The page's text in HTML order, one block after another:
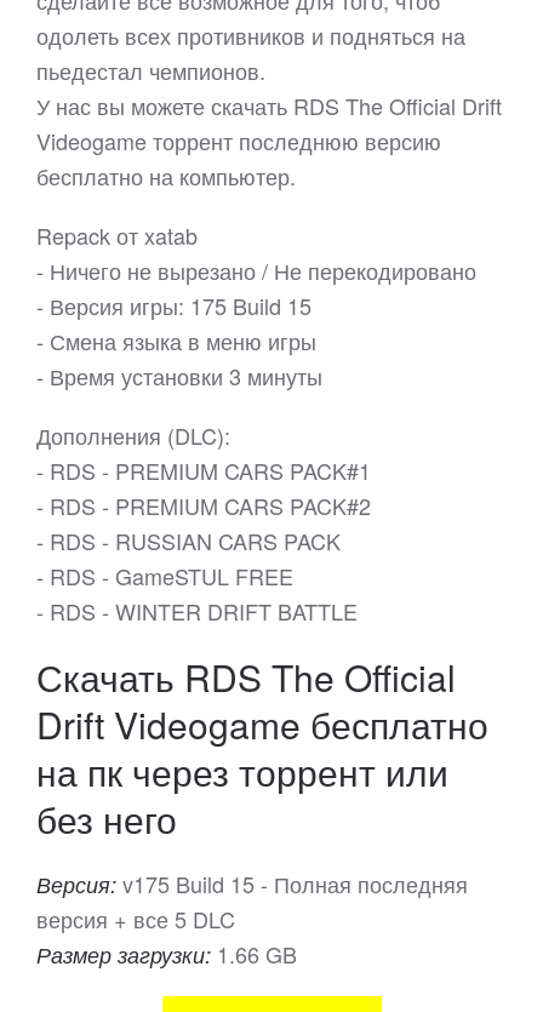
одолеть всех противников и подняться на
пьедестал чемпионов.
У нас вы можете скачать RDS The Official Drift
Videogame торрент последнюю версию
бесплатно на компьютер.
Repack от xatab
- Ничего не вырезано / Не перекодировано
- Версия игры: 175 Build 15
- Смена языка в меню игры
- Время установки 3 минуты
Дополнения (DLC):
- RDS - PREMIUM CARS PACK#1
- RDS - PREMIUM CARS PACK#2
- RDS - RUSSIAN CARS PACK
- RDS - GameSTUL FREE
- RDS - WINTER DRIFT BATTLE
Скачать RDS The Official
Drift Videogame бесплатно
на пк через торрент или
без него
Версия: v175 Build 15 - Полная последняя
версия + все 5 DLC
Размер загрузки: 1.66 GB